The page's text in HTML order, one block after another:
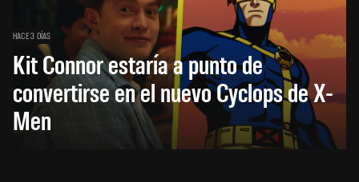
HACE 3 DÍAS
Kit Connor estaría a punto de
convertirse en el nuevo Cyclops de X-
Men